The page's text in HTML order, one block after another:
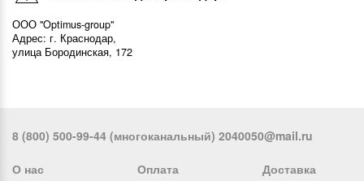
ООО "Optimus-group"
Адрес: г. Краснодар,
улица Бородинская, 172
8 (800) 500-99-44 (многоканальный) 2040050@mail.ru
О нас Оплата Доставка